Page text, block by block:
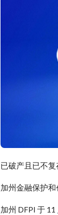
已破产且已不复
加州金融保护和
加州 DFPI 于